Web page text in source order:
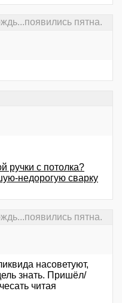
пятна.
ручки с потолка?
недорогую сварку
пятна.
насоветуют,
знать. Пришёл/
читая